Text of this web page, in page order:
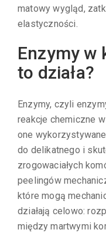
matowy wygląd,
elastyczności.
Enzymy w
to działa?
Enzymy, czyli
reakcje chemiczne
one
do delikatnego i
zrogowaciałych
peelingów
które mogą
działają celowo:
między martwymi